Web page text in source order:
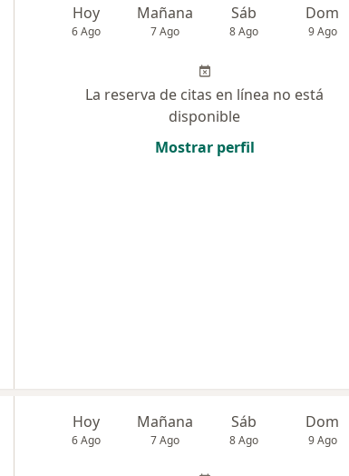
Hoy
6 Ago
Mañana
7 Ago
Sáb
8 Ago
Dom
9 Ago
La reserva de citas en línea no está
disponible
Mostrar perfil
Hoy
6 Ago
Mañana
7 Ago
Sáb
8 Ago
Dom
9 Ago